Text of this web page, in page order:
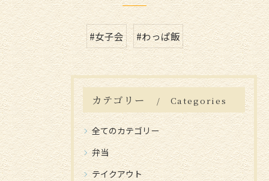
#女子会 #わっぱ飯
カテゴリー Categories
全てのカテゴリー
弁当
テイクアウト